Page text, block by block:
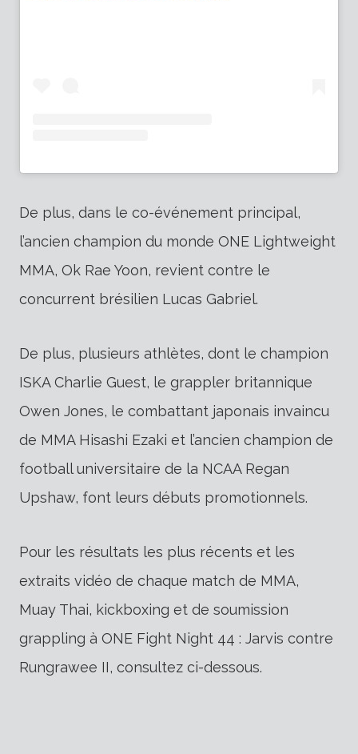
De plus, dans le co-événement principal,
l’ancien champion du monde ONE Lightweight
MMA, Ok Rae Yoon, revient contre le
concurrent brésilien Lucas Gabriel.
De plus, plusieurs athlètes, dont le champion
ISKA Charlie Guest, le grappler britannique
Owen Jones, le combattant japonais invaincu
de MMA Hisashi Ezaki et l’ancien champion de
football universitaire de la NCAA Regan
Upshaw, font leurs débuts promotionnels.
Pour les résultats les plus récents et les
extraits vidéo de chaque match de MMA,
Muay Thai, kickboxing et de soumission
grappling à ONE Fight Night 44 : Jarvis contre
Rungrawee II, consultez ci-dessous.